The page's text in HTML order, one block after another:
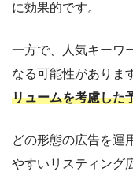
に効果的です。
一方で、人気キーワ
なる可能性がありま
リュームを考慮した
どの形態の広告を運
やすいリスティング